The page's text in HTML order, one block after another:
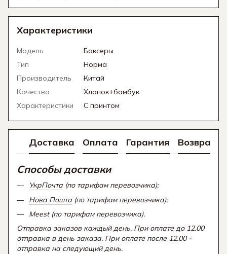
Характеристики
Модель
Боксеры
Тип
Норма
Производитель
Китай
Качество
Хлопок+бамбук
Характеристики
С принтом
Доставка Оплата Гарантия Возврат
Способы доставки
УкрПочта (по тарифам перевозчика);
Нова Пошта (по тарифам перевозчика);
Meest (по тарифам перевозчика).
Отправка заказов каждый день. При оплате до 12.00
отправка в день заказа. При оплате после 12.00 -
отправка на следующий день.